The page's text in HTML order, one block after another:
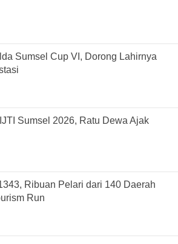
Sumsel Cup VI, Dorong Lahirnya
Sumsel 2026, Ratu Dewa Ajak
Ribuan Pelari dari 140 Daerah
Run